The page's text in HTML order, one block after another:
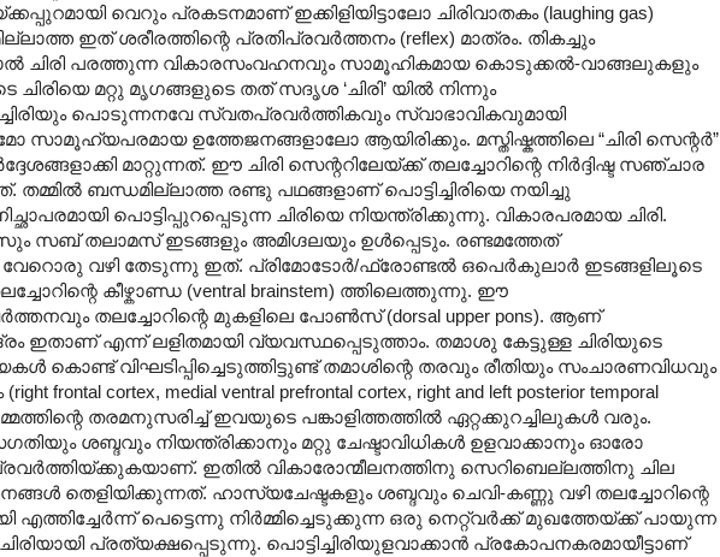
വെറും പ്രകടനമാണ് ഇക്കിളിയിട്ടാലോ ചിരിവാതകം (laughing gas)
ഇത് ശരീരത്തിന്റെ പ്രതിപ്രവർത്തനം (reflex) മാത്രം. തികച്ചും
ചിരി പരത്തുന്ന വികാരസംവഹനവും സാമൂഹികമായ കൊടുക്കൽ-വാങ്ങലുകളും
മറ്റു മൃഗങ്ങളുടെ തത് സദൃശ ‘ചിരി’ യിൽ നിന്നും
പൊടുന്നനവേ സ്വതപ്രവർത്തികവും സ്വാഭാവികവുമായി
സാമൂഹ്യപരമായ ഉത്തേജനങ്ങളാലോ ആയിരിക്കും. മസ്തിഷ്കത്തിലെ “ചിരി സെന്റർ”
മാറ്റുന്നത്. ഈ ചിരി സെന്ററിലേയ്ക്ക് തലച്ചോറിന്റെ നിർദ്ദിഷ്ട സഞ്ചാര
ബന്ധമില്ലാത്ത രണ്ടു പഥങ്ങളാണ് പൊട്ടിച്ചിരിയെ നയിച്ചു
പൊട്ടിപ്പുറപ്പെടുന്ന ചിരിയെ നിയന്ത്രിക്കുന്നു. വികാരപരമായ ചിരി.
സബ് തലാമസ് ഇടങ്ങളും അമിഗ്ദലയും ഉൾപ്പെടും. രണ്ടമത്തേത്
വേറൊരു വഴി തേടുന്നു ഇത്. പ്രിമോടോർ/ഫ്രോണ്ടൽ ഒപെർകുലാർ ഇടങ്ങളിലൂടെ
കീഴ്കാണ്ഡ (ventral brainstem) ത്തിലെത്തുന്നു. ഈ
തലച്ചോറിന്റെ മുകളിലെ പോൺസ് (dorsal upper pons). ആണ്
ഇതാണ് എന്ന് ലളിതമായി വ്യവസ്ഥപ്പെടുത്താം. തമാശു കേട്ടുള്ള ചിരിയുടെ
വിഘടിപ്പിച്ചെടുത്തിട്ടുണ്ട് തമാശിന്റെ തരവും രീതിയും സംചാരണവിധവും
cortex, medial ventral prefrontal cortex, right and left posterior temporal
തരമനുസരിച്ച് ഇവയുടെ പങ്കാളിത്തത്തിൽ ഏറ്റക്കുറച്ചിലുകൾ വരും.
ശബ്ദവും നിയന്ത്രിക്കാനും മറ്റു ചേഷ്ടാവിധികൾ ഉളവാക്കാനും ഓരോ
ഇതിൽ വികാരോന്മീലനത്തിനു സെറിബെല്ലത്തിനു ചില
തെളിയിക്കുന്നത്. ഹാസ്യചേഷ്ടകളും ശബ്ദവും ചെവി-കണ്ണു വഴി തലച്ചോറിന്റെ
പെട്ടെന്നു നിർമ്മിച്ചെടുക്കുന്ന ഒരു നെറ്റ്വർക്ക് മുഖത്തേയ്ക്ക് പായുന്ന
പ്രത്യക്ഷപ്പെടുന്നു. പൊട്ടിച്ചിരിയുളവാക്കാൻ പ്രകോപനകരമായീട്ടാണ്